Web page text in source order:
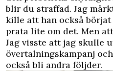
blir du straffad. Jag
kille att han också
prata lite om det. Men
Jag visste att jag skulle
övertalningskampanj
också bli andra följder.